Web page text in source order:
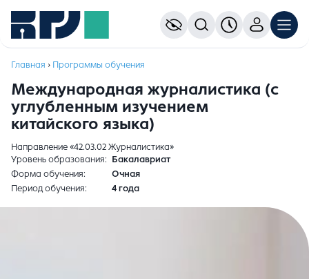
Главная › Программы обучения
Международная журналистика (с
углубленным изучением
китайского языка)
Направление «42.03.02 Журналистика»
Уровень образования
Бакалавриат
Форма обучения
Очная
Период обучения
4 года